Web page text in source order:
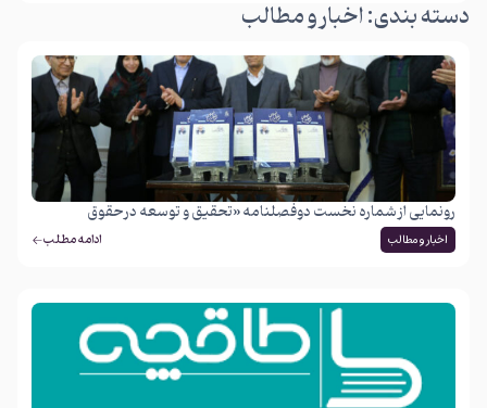
دسته بندی: اخبار و مطالب
رونمایی از شماره نخست دوفصلنامه «تحقیق و توسعه در حقوق
خصوصی» در انجمن آثار و مفاخر ایران
اخبار و مطالب ادامه مطلب